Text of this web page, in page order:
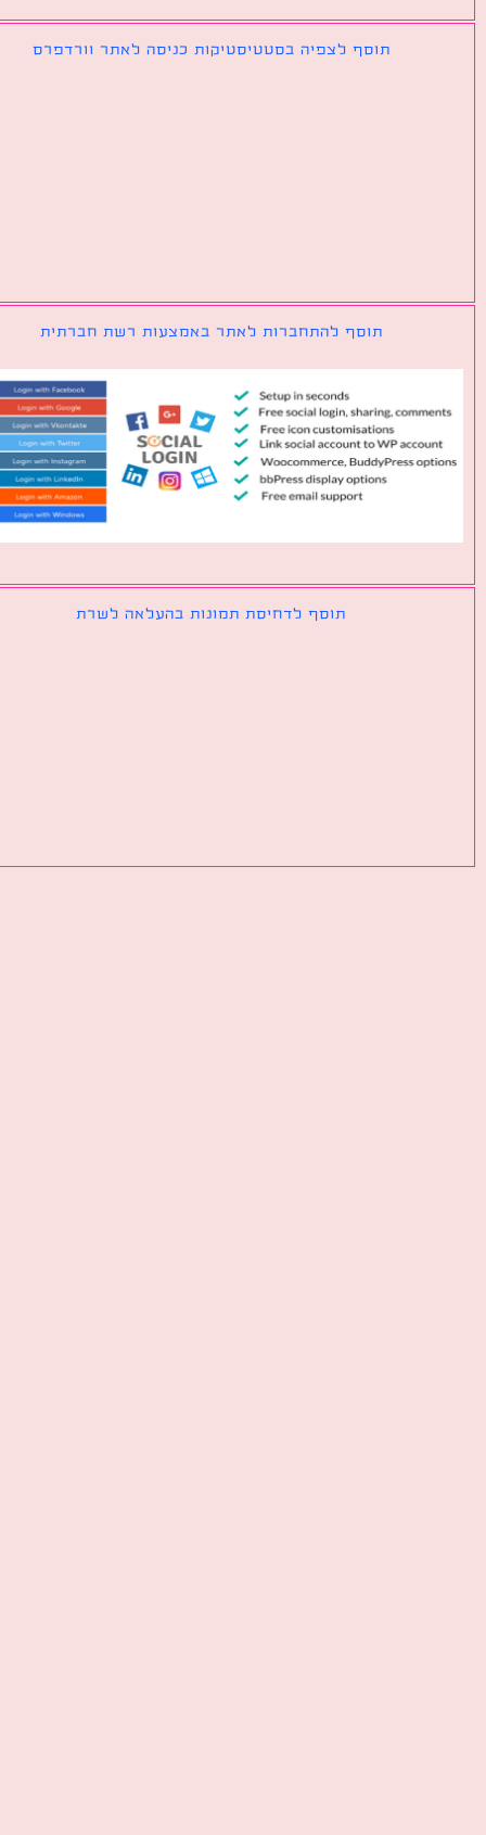
תוסף לצפיה בסטטיסטיקות כניסה לאתר וורדפרס
תוסף להתחברות לאתר באמצעות רשת חברתית
תוסף לדחיסת תמונות בהעלאה לשרת